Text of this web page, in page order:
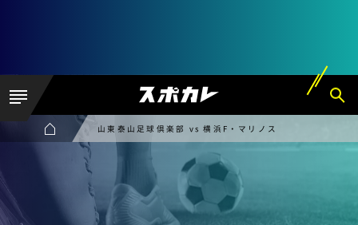
山東泰山足球倶楽部 vs 横浜F・マリノス